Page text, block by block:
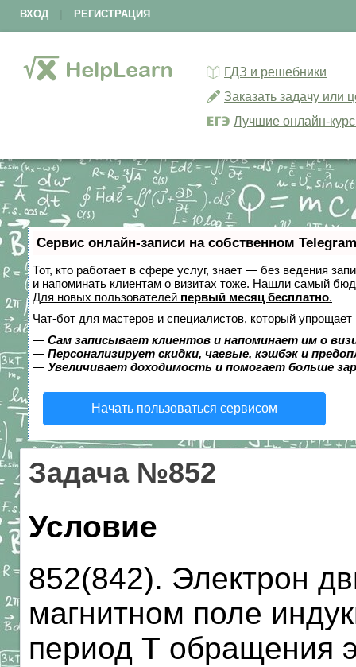
ВХОД РЕГИСТРАЦИЯ
ГДЗ и решебники
Заказать задачу или
Лучшие онлайн-
Сервис онлайн-записи на собственном
Тот, кто работает в сфере услуг, знает — без ведения
и напоминать клиентам о визитах тоже. Нашли самый
Для новых пользователей первый месяц бесплатно.
Чат-бот для мастеров и специалистов, который упрощает
— Сам записывает клиентов и напоминает им о
— Персонализирует скидки, чаевые, кэшбэк и
— Увеличивает доходимость и помогает больше
Начать пользоваться сервисом
Задача №852
Условие
852(842). Электрон
магнитном поле
период Т обращения